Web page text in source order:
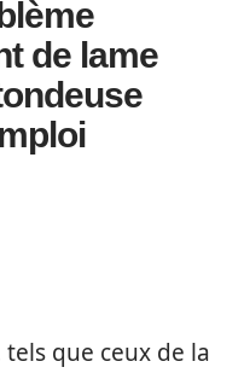
de lame
que ceux de la